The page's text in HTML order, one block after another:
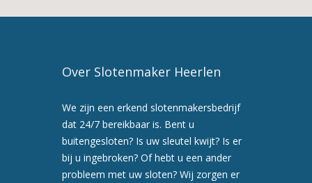
Over Slotenmaker Heerlen
We zijn een erkend slotenmakersbedrijf
dat 24/7 bereikbaar is. Bent u
buitengesloten? Is uw sleutel kwijt? Is er
bij u ingebroken? Of hebt u een ander
probleem met uw sloten? Wij zorgen er